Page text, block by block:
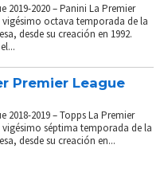
2019-2020 – Panini La Premier
vigésimo octava temporada de la
desde su creación en 1992.
Premier League
2018-2019 – Topps La Premier
vigésimo séptima temporada de la
desde su creación en...